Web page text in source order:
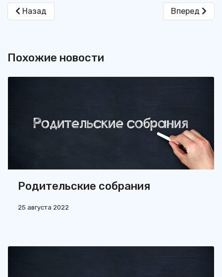
Предыдущий: С наступающим Новым годом!
Назад Следующий:
Вперед
Похожие новости
Родительские собрания
25 августа 2022